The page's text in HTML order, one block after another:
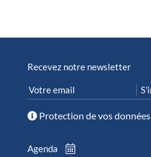
Recevez notre newsletter
Protection de vos données
Agenda